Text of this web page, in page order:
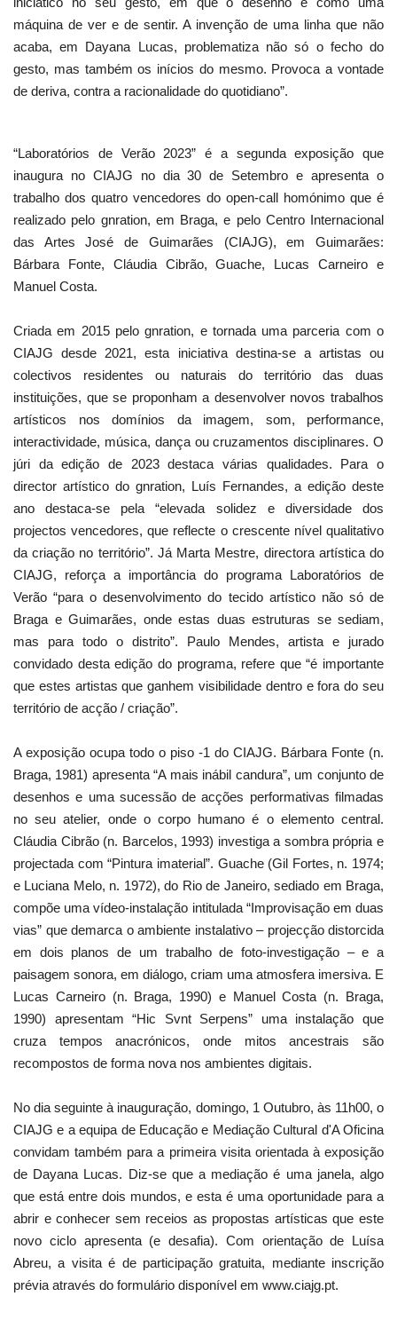
máquina de ver e de sentir. A invenção de uma linha que não
acaba, em Dayana Lucas, problematiza não só o fecho do
gesto, mas também os inícios do mesmo. Provoca a vontade
de deriva, contra a racionalidade do quotidiano”.
“Laboratórios de Verão 2023” é a segunda exposição que
inaugura no CIAJG no dia 30 de Setembro e apresenta o
trabalho dos quatro vencedores do open-call homónimo que é
realizado pelo gnration, em Braga, e pelo Centro Internacional
das Artes José de Guimarães (CIAJG), em Guimarães:
Bárbara Fonte, Cláudia Cibrão, Guache, Lucas Carneiro e
Manuel Costa.
Criada em 2015 pelo gnration, e tornada uma parceria com o
CIAJG desde 2021, esta iniciativa destina-se a artistas ou
colectivos residentes ou naturais do território das duas
instituições, que se proponham a desenvolver novos trabalhos
artísticos nos domínios da imagem, som, performance,
interactividade, música, dança ou cruzamentos disciplinares. O
júri da edição de 2023 destaca várias qualidades. Para o
director artístico do gnration, Luís Fernandes, a edição deste
ano destaca-se pela “elevada solidez e diversidade dos
projectos vencedores, que reflecte o crescente nível qualitativo
da criação no território”. Já Marta Mestre, directora artística do
CIAJG, reforça a importância do programa Laboratórios de
Verão “para o desenvolvimento do tecido artístico não só de
Braga e Guimarães, onde estas duas estruturas se sediam,
mas para todo o distrito”. Paulo Mendes, artista e jurado
convidado desta edição do programa, refere que “é importante
que estes artistas que ganhem visibilidade dentro e fora do seu
território de acção / criação”.
A exposição ocupa todo o piso -1 do CIAJG. Bárbara Fonte (n.
Braga, 1981) apresenta “A mais inábil candura”, um conjunto de
desenhos e uma sucessão de acções performativas filmadas
no seu atelier, onde o corpo humano é o elemento central.
Cláudia Cibrão (n. Barcelos, 1993) investiga a sombra própria e
projectada com “Pintura imaterial”. Guache (Gil Fortes, n. 1974;
e Luciana Melo, n. 1972), do Rio de Janeiro, sediado em Braga,
compõe uma vídeo-instalação intitulada “Improvisação em duas
vias” que demarca o ambiente instalativo – projecção distorcida
em dois planos de um trabalho de foto-investigação – e a
paisagem sonora, em diálogo, criam uma atmosfera imersiva. E
Lucas Carneiro (n. Braga, 1990) e Manuel Costa (n. Braga,
1990) apresentam “Hic Svnt Serpens” uma instalação que
cruza tempos anacrónicos, onde mitos ancestrais são
recompostos de forma nova nos ambientes digitais.
No dia seguinte à inauguração, domingo, 1 Outubro, às 11h00, o
CIAJG e a equipa de Educação e Mediação Cultural d'A Oficina
convidam também para a primeira visita orientada à exposição
de Dayana Lucas. Diz-se que a mediação é uma janela, algo
que está entre dois mundos, e esta é uma oportunidade para a
abrir e conhecer sem receios as propostas artísticas que este
novo ciclo apresenta (e desafia). Com orientação de Luísa
Abreu, a visita é de participação gratuita, mediante inscrição
prévia através do formulário disponível em www.ciajg.pt.